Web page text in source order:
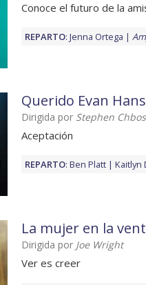
Conoce el futuro de la
REPARTO: Jenna Ortega
Querido Evan
Dirigida por Stephen
Aceptación
REPARTO: Ben Platt Kaitlyn
La mujer en la
Dirigida por Joe Wright
Ver es creer